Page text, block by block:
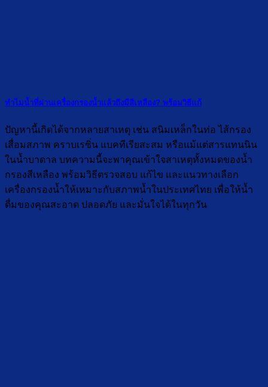
ทำไมน้ำที่ผ่านเครื่องกรองน้ำแล้วถึงมีสีเหลือง? พร้อมวิธีแก้
ปัญหานี้เกิดได้จากหลายสาเหตุ เช่น สนิมเหล็กในท่อ ไส้กรอง
เสื่อมสภาพ คราบเรซิ่น แบคทีเรียสะสม หรือแม้แต่สารแทนนิน
ในน้ำบาดาล บทความนี้จะพาคุณเข้าใจสาเหตุทั้งหมดของน้ำ
กรองสีเหลือง พร้อมวิธีตรวจสอบ แก้ไข และแนวทางเลือก
เครื่องกรองน้ำให้เหมาะกับสภาพน้ำในประเทศไทย เพื่อให้น้ำ
ดื่มของคุณสะอาด ปลอดภัย และมั่นใจได้ในทุกวัน